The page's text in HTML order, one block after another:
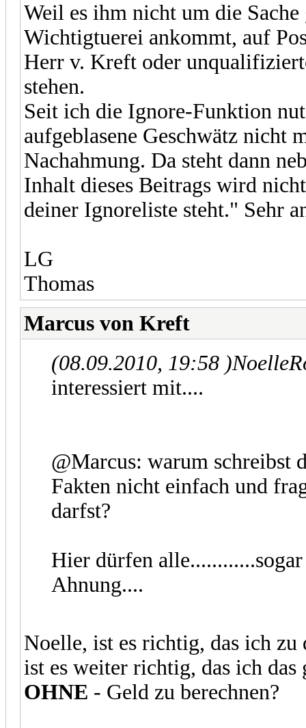
Weil es ihm nicht um die
Wichtigtuerei ankommt, auf
Herr v. Kreft oder
stehen.
Seit ich die Ignore-Funktion
aufgeblasene Geschwätz nicht
Nachahmung. Da steht dann
Inhalt dieses Beitrags wird
deiner Ignoreliste steht." Sehr
LG
Thomas
Marcus von Kreft
(08.09.2010, 19:58 )
interessiert mit....
@Marcus: warum schreibst
Fakten nicht einfach und
darfst?
Hier dürfen
Ahnung....
Noelle, ist es richtig, das ich
ist es weiter richtig, das ich
OHNE - Geld zu berechnen?